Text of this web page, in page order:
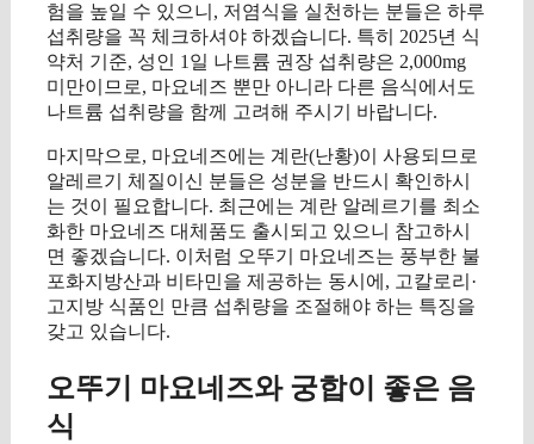
험을 높일 수 있으니, 저염식을 실천하는 분들은 하루
섭취량을 꼭 체크하셔야 하겠습니다. 특히 2025년 식
약처 기준, 성인 1일 나트륨 권장 섭취량은 2,000mg
미만이므로, 마요네즈 뿐만 아니라 다른 음식에서도
나트륨 섭취량을 함께 고려해 주시기 바랍니다.
마지막으로, 마요네즈에는 계란(난황)이 사용되므로
알레르기 체질이신 분들은 성분을 반드시 확인하시
는 것이 필요합니다. 최근에는 계란 알레르기를 최소
화한 마요네즈 대체품도 출시되고 있으니 참고하시
면 좋겠습니다. 이처럼 오뚜기 마요네즈는 풍부한 불
포화지방산과 비타민을 제공하는 동시에, 고칼로리·
고지방 식품인 만큼 섭취량을 조절해야 하는 특징을
갖고 있습니다.
오뚜기 마요네즈와 궁합이 좋은 음
식